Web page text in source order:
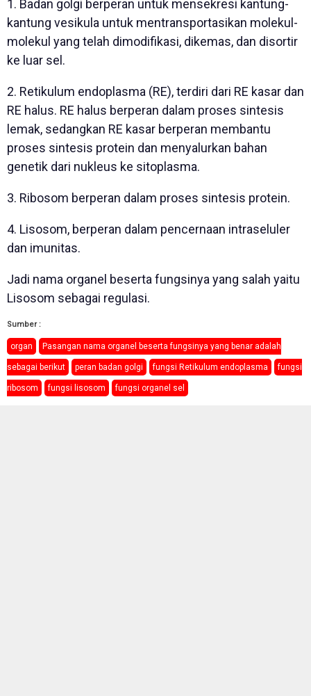
1. Badan golgi berperan untuk mensekresi kantung-
kantung vesikula untuk mentransportasikan molekul-
molekul yang telah dimodifikasi, dikemas, dan disortir
ke luar sel.
2. Retikulum endoplasma (RE), terdiri dari RE kasar dan
RE halus. RE halus berperan dalam proses sintesis
lemak, sedangkan RE kasar berperan membantu
proses sintesis protein dan menyalurkan bahan
genetik dari nukleus ke sitoplasma.
3. Ribosom berperan dalam proses sintesis protein.
4. Lisosom, berperan dalam pencernaan intraseluler
dan imunitas.
Jadi nama organel beserta fungsinya yang salah yaitu
Lisosom sebagai regulasi.
Sumber :
organ Pasangan nama organel beserta fungsinya yang benar adalah
sebagai berikut peran badan golgi fungsi Retikulum endoplasma fungsi
ribosom fungsi lisosom fungsi organel sel